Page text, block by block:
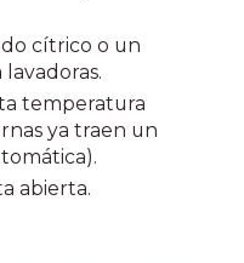
cítrico o un
temperatura
ya traen un
abierta.